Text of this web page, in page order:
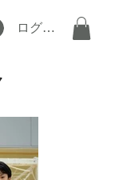
お問い合わせ
ログイン